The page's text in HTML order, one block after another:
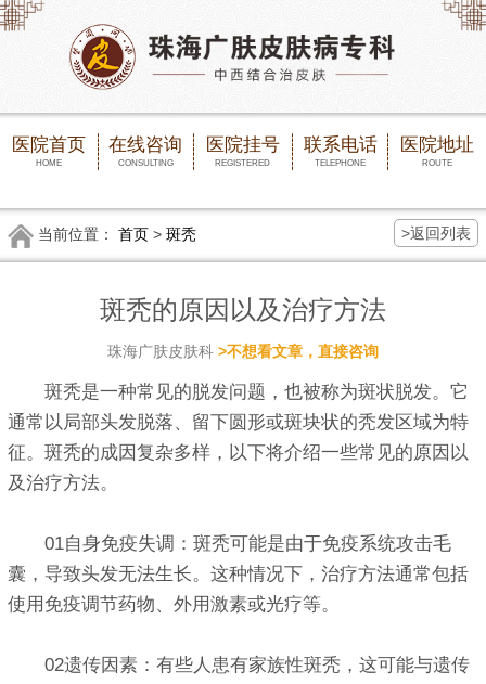
医院首页
HOME
在线咨询
CONSULTING
医院挂号
REGISTERED
联系电话
TELEPHONE
医院地址
ROUTE
当前位置： 首页> 斑秃 >返回列表
斑秃的原因以及治疗方法
珠海广肤皮肤科 >不想看文章，直接咨询
斑秃是一种常见的脱发问题，也被称为斑状脱发。它
通常以局部头发脱落、留下圆形或斑块状的秃发区域为特
征。斑秃的成因复杂多样，以下将介绍一些常见的原因以
及治疗方法。
01自身免疫失调：斑秃可能是由于免疫系统攻击毛
囊，导致头发无法生长。这种情况下，治疗方法通常包括
使用免疫调节药物、外用激素或光疗等。
02遗传因素：有些人患有家族性斑秃，这可能与遗传